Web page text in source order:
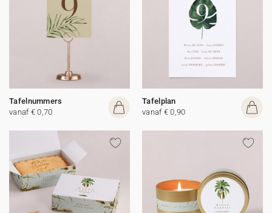
Tafelnummers
vanaf € 0,70
Tafelplan
vanaf € 0,90